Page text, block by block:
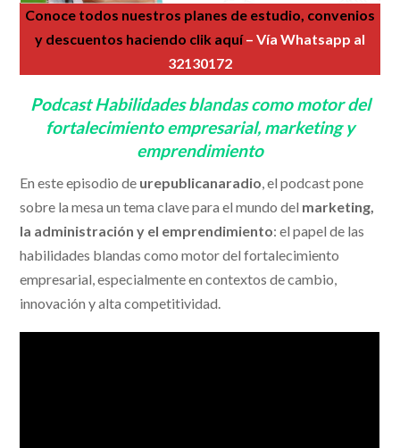
Conoce todos nuestros planes de estudio, convenios
y descuentos haciendo clik aquí– Vía Whatsapp al
32130172
Podcast Habilidades blandas como motor del
fortalecimiento empresarial, marketing y
emprendimiento
En este episodio de urepublicanaradio, el podcast pone
sobre la mesa un tema clave para el mundo del marketing,
la administración y el emprendimiento: el papel de las
habilidades blandas como motor del fortalecimiento
empresarial, especialmente en contextos de cambio,
innovación y alta competitividad.